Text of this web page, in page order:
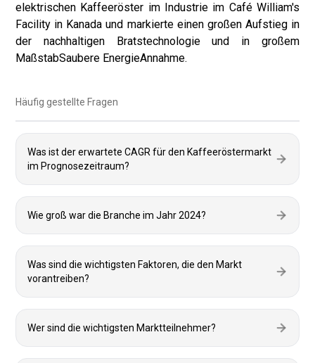
elektrischen Kaffeeröster im Industrie im Café William's
Facility in Kanada und markierte einen großen Aufstieg in
der nachhaltigen Bratstechnologie und in großem
MaßstabSaubere EnergieAnnahme.
Häufig gestellte Fragen
Was ist der erwartete CAGR für den Kaffeeröstermarkt
im Prognosezeitraum?
Wie groß war die Branche im Jahr 2024?
Was sind die wichtigsten Faktoren, die den Markt
vorantreiben?
Wer sind die wichtigsten Marktteilnehmer?